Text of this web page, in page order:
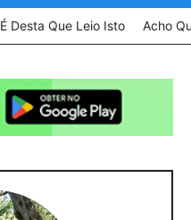
É Desta Que Leio Isto Acho